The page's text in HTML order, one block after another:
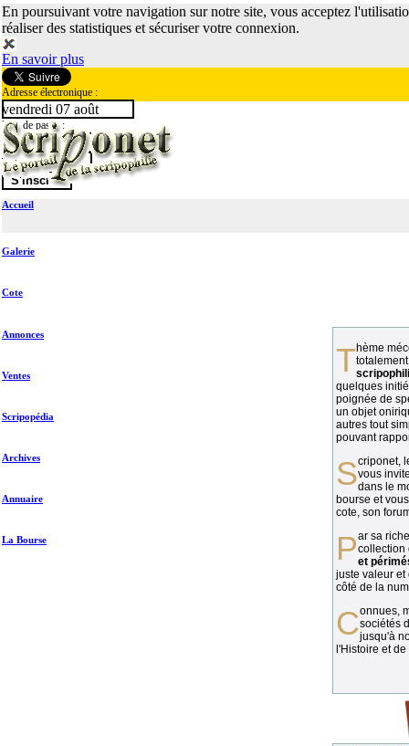
En poursuivant votre navigation sur notre site, vous acceptez
réaliser des statistiques et sécuriser votre connexion.
En savoir plus
Adresse électronique :
Mot de passe :
vendredi 07 août
Accueil
Galerie
Cote
Annonces
Ventes
Scripopédia
Archives
Annuaire
La Bourse
Thème méconnu des collectionneurs et
quelques
poignée de
un objet
autres tout
pouvant
vous
dans le
bourse et
cote, son
Par sa richesse et sa diversité, lacollection
et
juste valeur et
côté de la
Connues, méconnues, ou inconnues, lessociétés
jusqu'à
l'Histoire et